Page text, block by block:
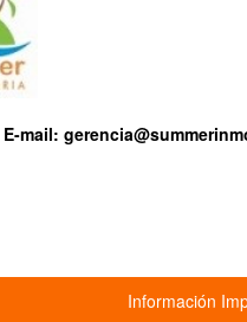
E-mail:
Información